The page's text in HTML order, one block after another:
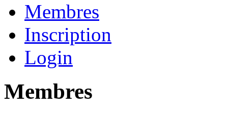
Membres
Inscription
Login
Membres